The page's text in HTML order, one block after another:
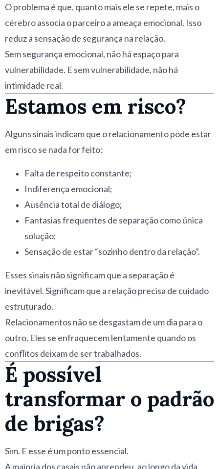
O problema é que, quanto mais ele se repete, mais o
cérebro associa o parceiro a ameaça emocional. Isso
reduz a sensação de segurança na relação.
Sem segurança emocional, não há espaço para
vulnerabilidade. E sem vulnerabilidade, não há
intimidade real.
Estamos em risco?
Alguns sinais indicam que o relacionamento pode estar
em risco se nada for feito:
Falta de respeito constante;
Indiferença emocional;
Ausência total de diálogo;
Fantasias frequentes de separação como única
solução;
Sensação de estar “sozinho dentro da relação”.
Esses sinais não significam que a separação é
inevitável. Significam que a relação precisa de cuidado
estruturado.
Relacionamentos não se desgastam de um dia para o
outro. Eles se enfraquecem lentamente quando os
conflitos deixam de ser trabalhados.
É possível
transformar o padrão
de brigas?
Sim. E esse é um ponto essencial.
A maioria dos casais não aprendeu, ao longo da vida,